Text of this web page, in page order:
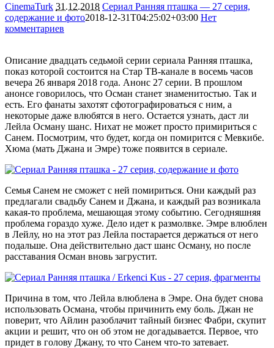
CinemaTurk 31.12.2018 Сериал Ранняя пташка — 27 серия,
содержание и фото2018-12-31T04:25:02+03:00 Нет
комментариев
Описание двадцать седьмой серии сериала Ранняя пташка,
показ которой состоится на Стар ТВ-канале в восемь часов
вечера 26 января 2018 года. Анонс 27 серии. В прошлом
анонсе говорилось, что Осман станет знаменитостью. Так и
есть. Его фанаты захотят сфотографироваться с ним, а
некоторые даже влюбятся в него. Остается узнать, даст ли
Лейла Осману шанс. Нихат не может просто примириться с
Санем. Посмотрим, что будет, когда он помирится с Мевкибе.
Хюма (мать Джана и Эмре) тоже появится в сериале.
Семья Санем не сможет с ней помириться. Они каждый раз
предлагали свадьбу Санем и Джана, и каждый раз возникала
какая-то проблема, мешающая этому событию. Сегодняшняя
проблема гораздо хуже. Дело идет к размолвке. Эмре влюблен
в Лейлу, но на этот раз Лейла постарается держаться от него
подальше. Она действительно даст шанс Осману, но после
расставания Осман вновь загрустит.
Причина в том, что Лейла влюблена в Эмре. Она будет снова
использовать Османа, чтобы причинить ему боль. Джан не
поверит, что Айлин разоблачит тайный бизнес Фабри, скупит
акции и решит, что он об этом не догадывается. Первое, что
придет в голову Джану, то что Санем что-то затевает.